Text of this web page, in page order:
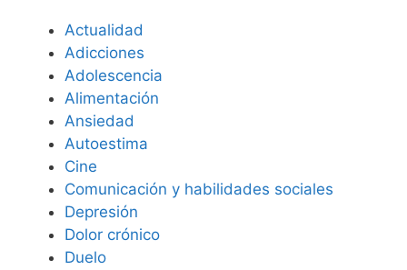
Actualidad
Adicciones
Adolescencia
Alimentación
Ansiedad
Autoestima
Cine
Comunicación y habilidades sociales
Depresión
Dolor crónico
Duelo